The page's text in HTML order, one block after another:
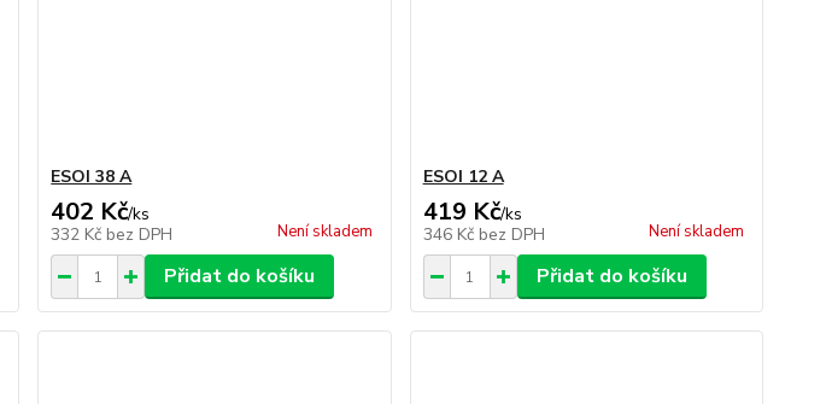
ESOI 38 A
402 Kč/ks
332 Kč bez DPH Není skladem
Přidat do košíku
ESOI 12 A
419 Kč/ks
346 Kč bez DPH Není skladem
Přidat do košíku